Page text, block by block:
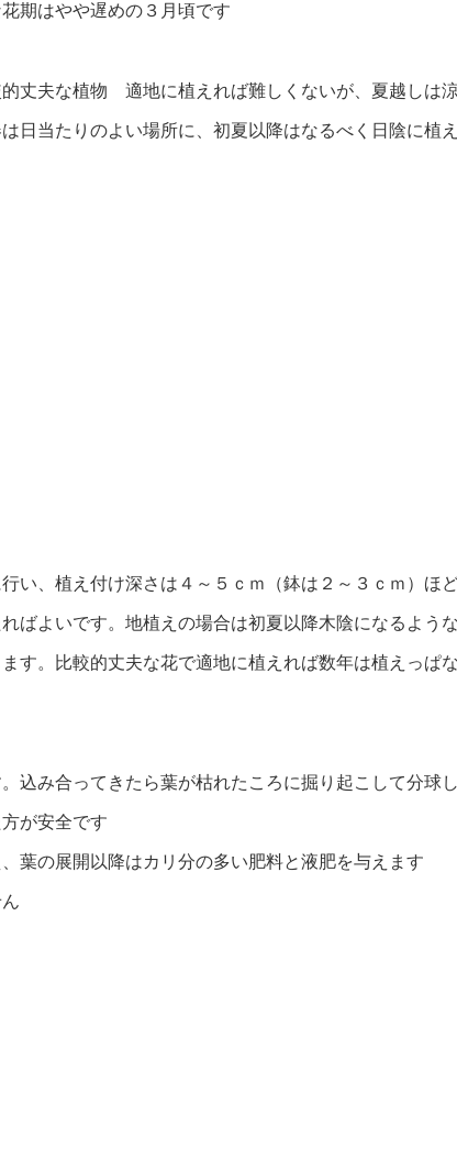
期はやや遅めの３月頃です
夫な植物 適地に植えれば難しくないが、夏越しは涼
日当たりのよい場所に、初夏以降はなるべく日陰に植
い、植え付け深さは４～５ｃｍ（鉢は２～３ｃｍ）
ばよいです。地植えの場合は初夏以降木陰になるよ
す。比較的丈夫な花で適地に植えれば数年は植えっ
込み合ってきたら葉が枯れたころに掘り起こして分
が安全です
葉の展開以降はカリ分の多い肥料と液肥を与えます